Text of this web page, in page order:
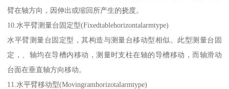
臂在轴方向，因伸出或缩回所产生的挠度。
10.水平臂测量台固定型(Fixedtablehorizontalarmtype)
水平臂测量台固定型，其构造与测量台移动型相似。此型测量台固
定，、轴均在导槽内移动，测量时支柱在轴的导槽移动，而轴滑动
台面在垂直轴方向移动。
11.水平臂移动型(Movingramhorizotalarmtype)